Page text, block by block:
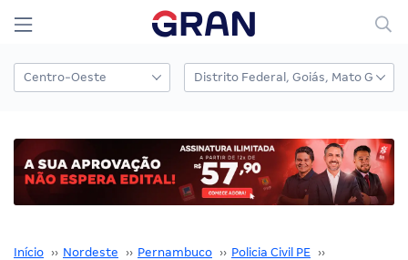
Início ›› Nordeste ›› Pernambuco ›› Policia Civil PE ››